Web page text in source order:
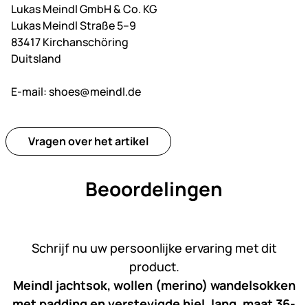
Lukas Meindl GmbH & Co. KG
Lukas Meindl Straße 5–9
83417 Kirchanschöring
Duitsland
E-mail:shoes@meindl.de
Vragen over het artikel
Beoordelingen
Schrijf nu uw persoonlijke ervaring met dit
product.
Meindl jachtsok, wollen (merino) wandelsokken